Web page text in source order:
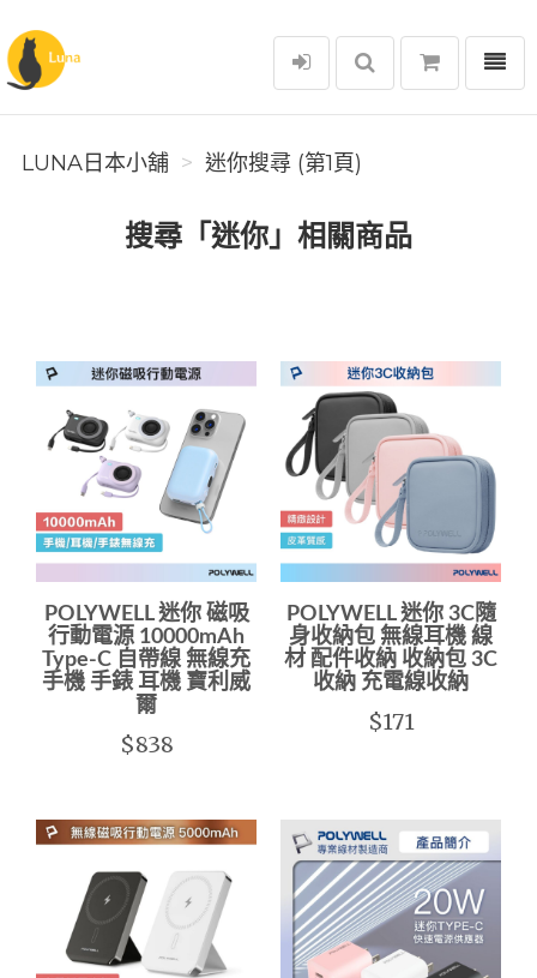
Luna日本小舖
選單
LUNA日本小舖 迷你搜尋 (第1頁)
搜尋「迷你」相關商品
POLYWELL 迷你 磁吸
行動電源 10000mAh
Type-C 自帶線 無線充
手機 手錶 耳機 寶利威
爾
$838
POLYWELL 迷你 3C隨
身收納包 無線耳機 線
材 配件收納 收納包 3C
收納 充電線收納
$171